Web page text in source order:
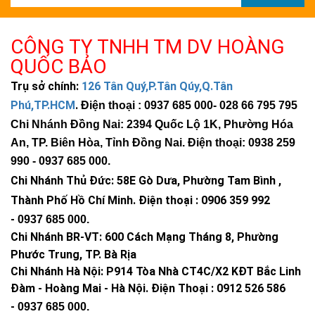
CÔNG TY TNHH TM DV HOÀNG
QUỐC BẢO
Trụ sở chính: 126 Tân Quý,P.Tân Qúy,Q.Tân
Phú,TP.HCM. Điện thoại : 0937 685 000- 028 66 795 795
Chi Nhánh Đồng Nai: 2394 Quốc Lộ 1K, Phường Hóa
An, TP. Biên Hòa, Tỉnh Đồng Nai. Điện thoại: 0938 259
990 - 0937 685 000.
Chi Nhánh Thủ Đức: 58E Gò Dưa, Phường Tam Bình ,
Thành Phố Hồ Chí Minh. Điện thoại : 0906 359 992
- 0937 685 000.
Chi Nhánh BR-VT: 600 Cách Mạng Tháng 8, Phường
Phước Trung, TP. Bà Rịa
Chi Nhánh Hà Nội: P914 Tòa Nhà CT4C/X2 KĐT Bắc Linh
Đàm - Hoàng Mai - Hà Nội. Điện Thoại : 0912 526 586
- 0937 685 000.